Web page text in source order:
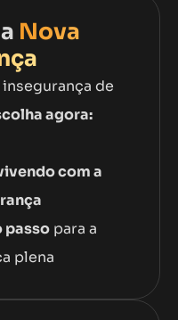
Nova
de
agora:
com a
passopara a
plena